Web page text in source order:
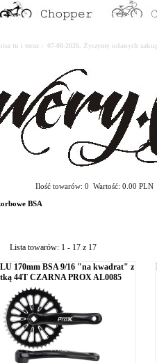
tu i teraz : 07-08-2026. Życzymy udanych
Ilość towarów: 0 Wartość: 0.00 PLN
BSA
Lista towarów: 1 - 17 z 17
170mm BSA 9/16 "na kwadrat" z
44T CZARNA PROX AL0085